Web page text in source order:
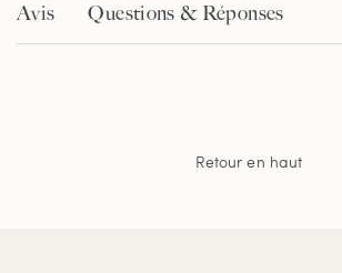
même
Avis Questions & Réponses
Retour en haut